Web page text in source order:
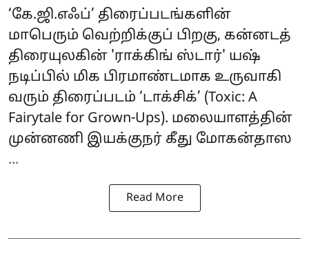
‘கே.ஜி.எஃப்’ திரைப்படங்களின்
மாபெரும் வெற்றிக்குப் பிறகு, கன்னடத்
திரையுலகின் 'ராக்கிங் ஸ்டார்' யஷ்
நடிப்பில் மிக பிரமாண்டமாக உருவாகி
வரும் திரைப்படம் ‘டாக்சிக்’ (Toxic: A
Fairytale for Grown-Ups). மலையாளத்தின்
முன்னணி இயக்குநர் கீது மோகன்தாஸ
...
Read More